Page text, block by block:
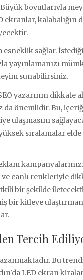
boyutlarıyla
ekranlar, kalabalığın
esneklik sağlar.
yayınlamanızı
sunabilirsiniz.
yazarının dikkate
da önemlidir. Bu,
ulaşmasını
sıralamalar
canlı renkleriyle
bir şekilde
bir kitleye
Tercih
Bu
LED ekran